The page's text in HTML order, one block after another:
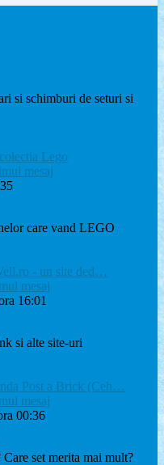
si schimburi de seturi si
Lego
mesaj
care vand LEGO
- un site ded…
mesaj
16:01
si alte site-uri
Post a Brick (Ceh…
mesaj
00:36
set merita mai mult?